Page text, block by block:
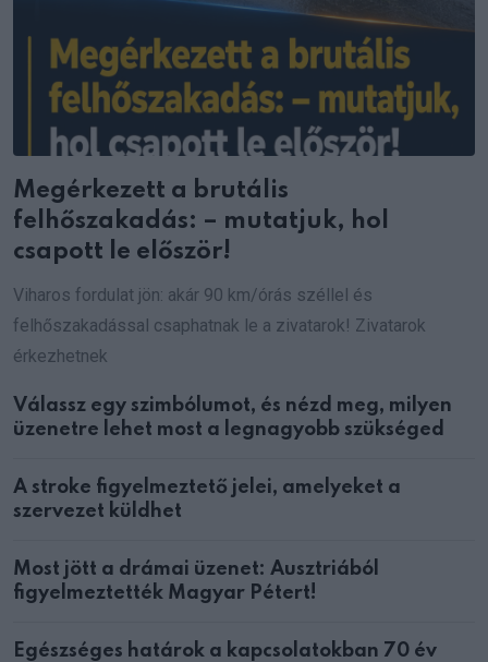
Megérkezett a brutális
felhőszakadás: – mutatjuk, hol
csapott le először!
Viharos fordulat jön: akár 90 km/órás széllel és
felhőszakadással csaphatnak le a zivatarok! Zivatarok
érkezhetnek
Válassz egy szimbólumot, és nézd meg, milyen
üzenetre lehet most a legnagyobb szükséged
A stroke figyelmeztető jelei, amelyeket a
szervezet küldhet
Most jött a drámai üzenet: Ausztriából
figyelmeztették Magyar Pétert!
Egészséges határok a kapcsolatokban 70 év